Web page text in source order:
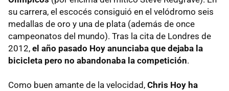
su carrera, el escocés consiguió en el velódromo seis
medallas de oro y una de plata (además de once
campeonatos del mundo). Tras la cita de Londres de
2012, el año pasado Hoy anunciaba que dejaba la
bicicleta pero no abandonaba la competición.
Como buen amante de la velocidad, Chris Hoy ha